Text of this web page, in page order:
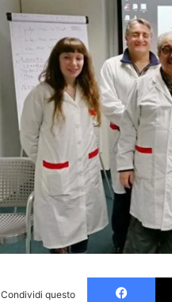
Condividi questo